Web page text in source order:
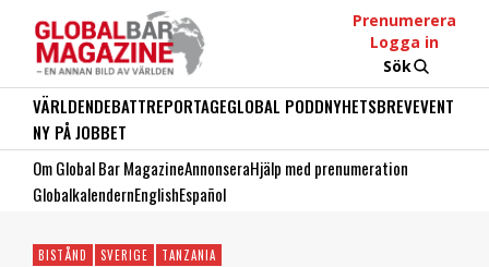
Prenumerera
Logga in
Sök
VÄRLDENDEBATTREPORTAGEGLOBAL PODDNYHETSBREVEVENT
NY PÅ JOBBET
Om Global Bar MagazineAnnonseraHjälp med prenumeration
GlobalkalendernEnglishEspañol
BISTÅND SVERIGE TANZANIA